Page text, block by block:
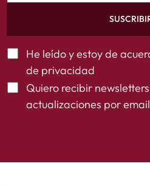
He leído y estoy de
de privacidad
Quiero recibir
actualizaciones por email